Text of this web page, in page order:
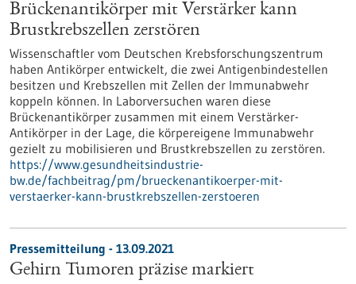
Brückenantikörper mit Verstärker kann
Brustkrebszellen zerstören
Wissenschaftler vom Deutschen Krebsforschungszentrum
haben Antikörper entwickelt, die zwei Antigenbindestellen
besitzen und Krebszellen mit Zellen der Immunabwehr
koppeln können. In Laborversuchen waren diese
Brückenantikörper zusammen mit einem Verstärker-
Antikörper in der Lage, die körpereigene Immunabwehr
gezielt zu mobilisieren und Brustkrebszellen zu zerstören.
https://www.gesundheitsindustrie-
bw.de/fachbeitrag/pm/brueckenantikoerper-mit-
verstaerker-kann-brustkrebszellen-zerstoeren
Pressemitteilung - 13.09.2021
Gehirn Tumoren präzise markiert